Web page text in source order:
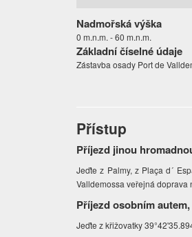
Nadmořská výška
0 m.n.m. - 60 m.n.m.
Základní číselné údaje
Zástavba osady Port de
Přístup
Příjezd jinou
Jeďte z Palmy, z Plaça d´
Valldemossa veřejná
Příjezd osobním
Jeďte z křižovatky